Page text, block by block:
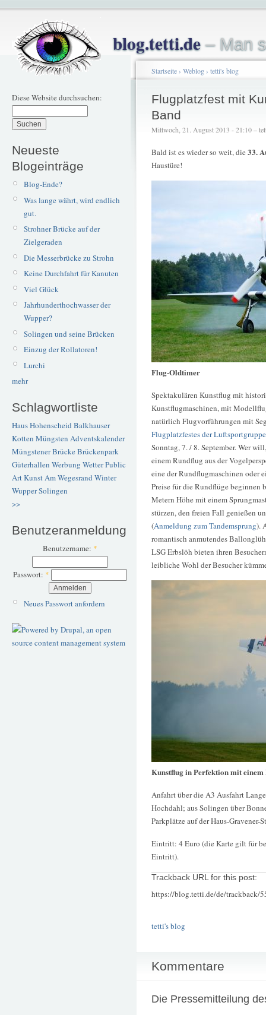
blog.tetti.de– Man
Diese Website durchsuchen:
Neueste
Blogeinträge
Blog-Ende?
Was lange währt, wird endlich
gut.
Strohner Brücke auf der
Zielgeraden
Die Messerbrücke zu Strohn
Keine Durchfahrt für Kanuten
Viel Glück
Jahrhunderthochwasser der
Wupper?
Solingen und seine Brücken
Einzug der Rollatoren!
Lurchi
mehr
Schlagwortliste
Haus Hohenscheid Balkhauser
Kotten Müngsten Adventskalender
Müngstener BrückeBrückenpark
Güterhallen Werbung WetterPublic
ArtKunstAm Wegesrand Winter
WupperSolingen
>>
Benutzeranmeldung
Benutzername: *
Passwort: *
Neues Passwort anfordern
Startseite› Weblog› tetti's blog
Flugplatzfest mit
Band
Mittwoch, 21. August 2013 - 21:10 –
Bald ist es wieder so weit, die 33.
Haustüre!
Flug-Oldtimer
Spektakulären Kunstflug mit
Kunstflugmaschinen, mit
natürlich Flugvorführungen mit
Flugplatzfestes der
Sonntag, 7. / 8. September. Wer
einem Rundflug aus der
eine der Rundflugmaschinen oder
Preise für die Rundflüge
Metern Höhe mit einem
stürzen, den freien Fall genießen
(Anmeldung zum Tandemsprung).
romantisch anmutendes
LSG Erbslöh bieten ihren
leibliche Wohl der Besucher
Kunstflug in Perfektion mit
Anfahrt über die A3 Ausfahrt
Hochdahl; aus Solingen über
Parkplätze auf der Haus-
Eintritt: 4 Euro (die Karte gilt für
Eintritt).
Trackback URL for this post:
https://blog.tetti.de/de/trackback/
tetti's blog
Kommentare
Die Pressemitteilung